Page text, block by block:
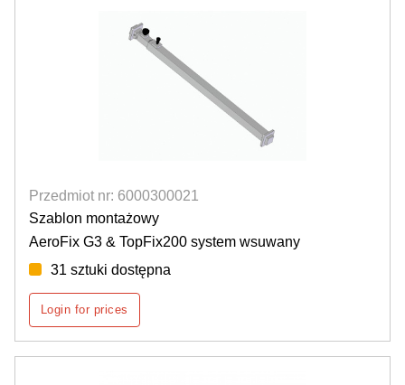
Przedmiot nr: 6000300021
Szablon montażowy
AeroFix G3 & TopFix200 system wsuwany
31 sztuki dostępna
Login for prices